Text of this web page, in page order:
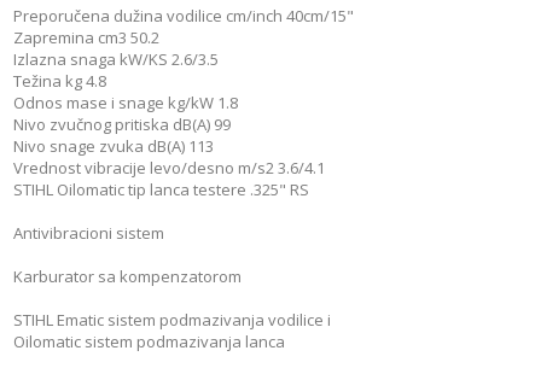
Preporučena dužina vodilice cm/inch 40cm/15"
Zapremina cm3 50.2
Izlazna snaga kW/KS 2.6/3.5
Težina kg 4.8
Odnos mase i snage kg/kW 1.8
Nivo zvučnog pritiska dB(A) 99
Nivo snage zvuka dB(A) 113
Vrednost vibracije levo/desno m/s2 3.6/4.1
STIHL Oilomatic tip lanca testere .325" RS
Antivibracioni sistem
Karburator sa kompenzatorom
STIHL Ematic sistem podmazivanja vodilice i
Oilomatic sistem podmazivanja lanca